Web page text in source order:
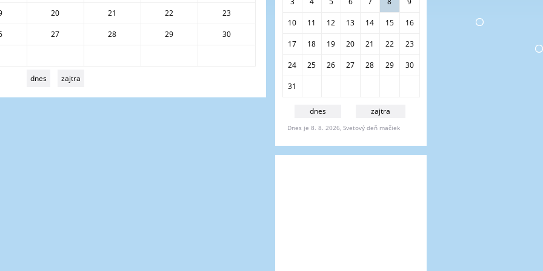
20 21 22 23
27 28 29 30
dnes zajtra
10 11 12 13 14 15 16
17 18 19 20 21 22 23
24 25 26 27 28 29 30
31
dnes zajtra
Dnes je 8. 8. 2026, Svetový deň mačiek